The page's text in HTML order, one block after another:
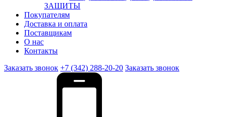
ЗАЩИТЫ
Покупателям
Доставка и оплата
Поставщикам
О нас
Контакты
Заказать звонок +7 (342) 288-20-20 Заказать звонок